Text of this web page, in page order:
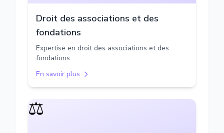
Droit des associations et des
fondations
Expertise en droit des associations et des
fondations
En savoir plus
⚖️